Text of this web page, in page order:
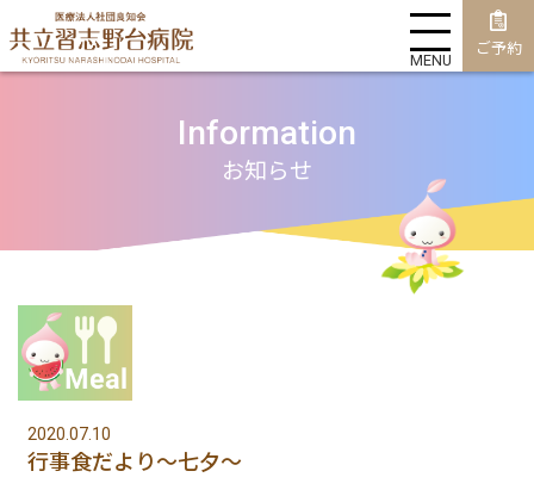
ご予約
MENU
Information
お知らせ
2020.07.10
行事食だより〜七夕～